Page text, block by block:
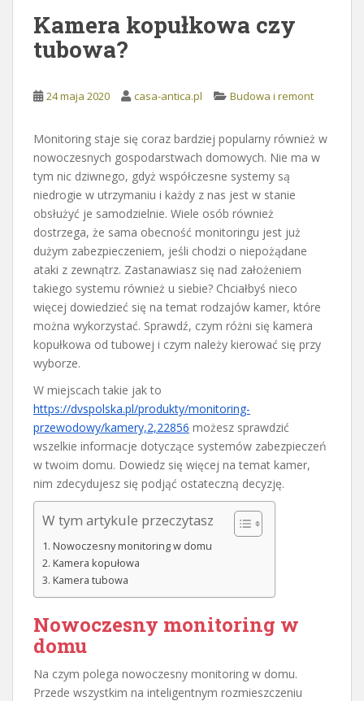
Kamera kopułkowa czy
tubowa?
24 maja 2020 casa-antica.pl Budowa i remont
Monitoring staje się coraz bardziej popularny również w
nowoczesnych gospodarstwach domowych. Nie ma w
tym nic dziwnego, gdyż współczesne systemy są
niedrogie w utrzymaniu i każdy z nas jest w stanie
obsłużyć je samodzielnie. Wiele osób również
dostrzega, że sama obecność monitoringu jest już
dużym zabezpieczeniem, jeśli chodzi o niepożądane
ataki z zewnątrz. Zastanawiasz się nad założeniem
takiego systemu również u siebie? Chciałbyś nieco
więcej dowiedzieć się na temat rodzajów kamer, które
można wykorzystać. Sprawdź, czym różni się kamera
kopułkowa od tubowej i czym należy kierować się przy
wyborze.
W miejscach takie jak to
https://dvspolska.pl/produkty/monitoring-
przewodowy/kamery,2,22856 możesz sprawdzić
wszelkie informacje dotyczące systemów zabezpieczeń
w twoim domu. Dowiedz się więcej na temat kamer,
nim zdecydujesz się podjąć ostateczną decyzję.
W tym artykule przeczytasz
Nowoczesny monitoring w domu
Kamera kopułowa
Kamera tubowa
Nowoczesny monitoring w
domu
Na czym polega nowoczesny monitoring w domu.
Przede wszystkim na inteligentnym rozmieszczeniu